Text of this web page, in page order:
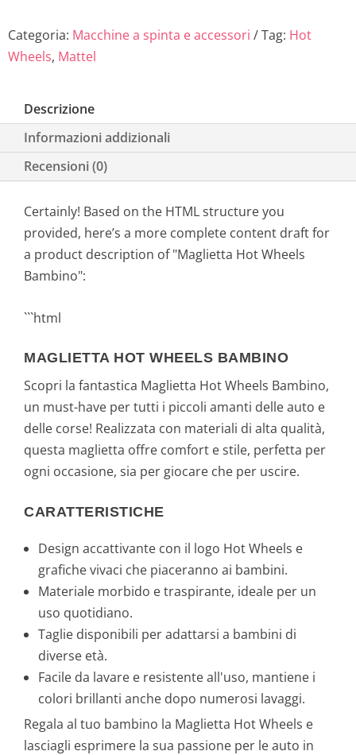
Categoria: Macchine a spinta e accessori Tag: Hot
Wheels, Mattel
Descrizione
Informazioni addizionali
Recensioni (0)
Certainly! Based on the HTML structure you
provided, here’s a more complete content draft for
a product description of "Maglietta Hot Wheels
Bambino":
```html
MAGLIETTA HOT WHEELS BAMBINO
Scopri la fantastica Maglietta Hot Wheels Bambino,
un must-have per tutti i piccoli amanti delle auto e
delle corse! Realizzata con materiali di alta qualità,
questa maglietta offre comfort e stile, perfetta per
ogni occasione, sia per giocare che per uscire.
CARATTERISTICHE
Design accattivante con il logo Hot Wheels e
grafiche vivaci che piaceranno ai bambini.
Materiale morbido e traspirante, ideale per un
uso quotidiano.
Taglie disponibili per adattarsi a bambini di
diverse età.
Facile da lavare e resistente all'uso, mantiene i
colori brillanti anche dopo numerosi lavaggi.
Regala al tuo bambino la Maglietta Hot Wheels e
lasciagli esprimere la sua passione per le auto in